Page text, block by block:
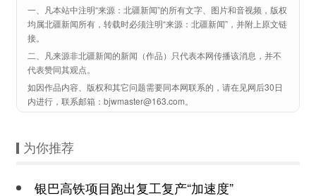
一、凡本站中注明“来源：北疆新闻”的所有文字、图片和音视频，版权
均属北疆新闻所有，转载时必须注明“来源：北疆新闻”，并附上原文链
接。
二、凡来源非北疆新闻的新闻（作品）只代表本网传播该消息，并不
代表赞同其观点。
如因作品内容、版权和其它问题需要同本网联系的，请在见网后30日
内进行，联系邮箱：bjwmaster@163.com。
为你推荐
银巴高铁项目跑出复工复产“加速度”